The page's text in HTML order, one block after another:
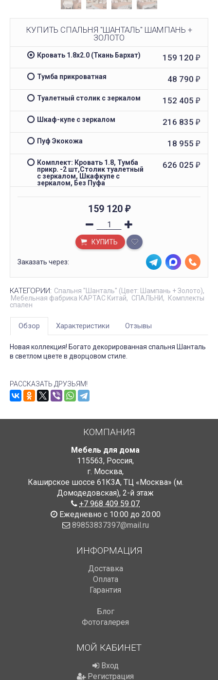
КУПИТЬ СПАЛЬНЯ "ШАНТАЛЬ" ШАМПАНЬ +
ЗОЛОТО
Кровать 1.8х2.0 (Ткань Бархат) 159 120 ₽
Тумба прикроватная 48 790 ₽
Туалетный столик с зеркалом 152 405 ₽
Шкаф-купе с зеркалом 216 835 ₽
Пуф Экокожа 18 955 ₽
Комплект: Кровать 1.8, Тумба
прикр. -2 шт,Столик туалетный
с зеркалом, Шкафкупе с
зеркалом, Без Пуфа
626 025 ₽
159 120 ₽
КУПИТЬ
Заказать через:
КАТЕГОРИИ: Спальня "Шанталь" (Цвет: Шампань + Золото)
Мебельная фабрика КАРТАС Китай
СПАЛЬНИ
Комплекты
спален
Обзор Характеристики Отзывы
Новая коллекция! Богато декорированная спальня Шанталь
в светлом цвете в дворцовом стиле.
РАССКАЗАТЬ ДРУЗЬЯМ!
КОМПАНИЯ
Мебель для дома
115563, Россия,
г. Москва,
Каширское шоссе 61К3А, ТЦ «Москва» (м.
Домодедовская), 2-й этаж
+7 968 409 59 07
Ежедневно с 10:00 до 20:00
89853837397@mail.ru
ИНФОРМАЦИЯ
Доставка
Оплата
Гарантия
Блог
Фотогалерея
МОЙ КАБИНЕТ
Вход
Регистрация